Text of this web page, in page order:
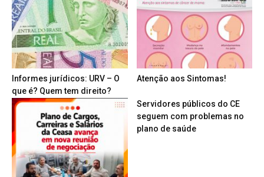
Informes jurídicos: URV – O
que é? Quem tem direito?
Atenção aos Sintomas!
Servidores públicos do CE
seguem com problemas no
plano de saúde